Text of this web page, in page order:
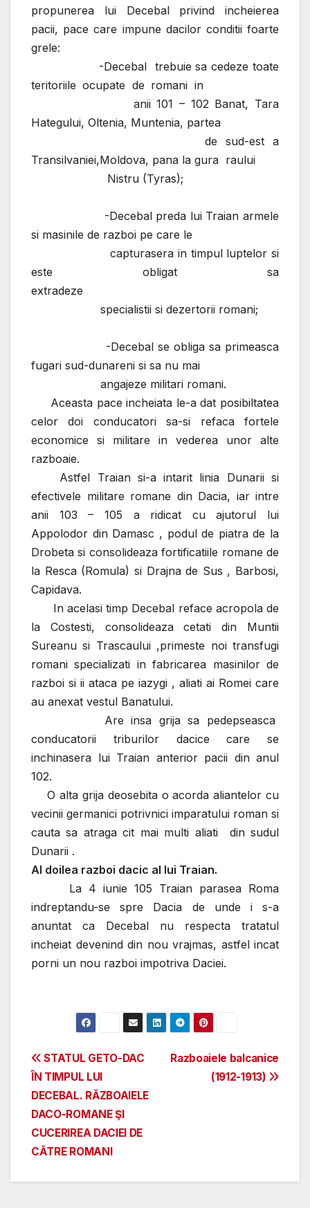
propunerea lui Decebal privind incheierea
pacii, pace care impune dacilor conditii foarte
grele:
-Decebal trebuie sa cedeze toate
teritoriile ocupate de romani in
anii 101 – 102 Banat, Tara
Hategului, Oltenia, Muntenia, partea
de sud-est a
Transilvaniei,Moldova, pana la gura raului
Nistru (Tyras);
-Decebal preda lui Traian armele
si masinile de razboi pe care le
capturasera in timpul luptelor si
este obligat sa
extradeze
specialistii si dezertorii romani;
-Decebal se obliga sa primeasca
fugari sud-dunareni si sa nu mai
angajeze militari romani.
Aceasta pace incheiata le-a dat posibiltatea
celor doi conducatori sa-si refaca fortele
economice si militare in vederea unor alte
razboaie.
Astfel Traian si-a intarit linia Dunarii si
efectivele militare romane din Dacia, iar intre
anii 103 – 105 a ridicat cu ajutorul lui
Appolodor din Damasc , podul de piatra de la
Drobeta si consolideaza fortificatiile romane de
la Resca (Romula) si Drajna de Sus , Barbosi,
Capidava.
In acelasi timp Decebal reface acropola de
la Costesti, consolideaza cetati din Muntii
Sureanu si Trascaului ,primeste noi transfugi
romani specializati in fabricarea masinilor de
razboi si ii ataca pe iazygi , aliati ai Romei care
au anexat vestul Banatului.
Are insa grija sa pedepseasca
conducatorii triburilor dacice care se
inchinasera lui Traian anterior pacii din anul
102.
O alta grija deosebita o acorda aliantelor cu
vecinii germanici potrivnici imparatului roman si
cauta sa atraga cit mai multi aliati din sudul
Dunarii .
Al doilea razboi dacic al lui Traian.
La 4 iunie 105 Traian parasea Roma
indreptandu-se spre Dacia de unde i s-a
anuntat ca Decebal nu respecta tratatul
incheiat devenind din nou vrajmas, astfel incat
porni un nou razboi impotriva Daciei.
Post
navigation
Razboaiele balcanice
(1912-1913)
STATUL GETO-DAC
ÎN TIMPUL LUI
DECEBAL. RĂZBOAIELE
DACO-ROMANE ŞI
CUCERIREA DACIEI DE
CĂTRE ROMANI